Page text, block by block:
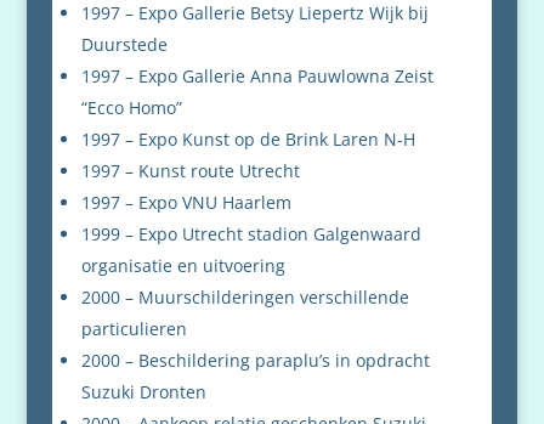
1997 – Expo Gallerie Betsy Liepertz Wijk bij
Duurstede
1997 – Expo Gallerie Anna Pauwlowna Zeist
“Ecco Homo”
1997 – Expo Kunst op de Brink Laren N-H
1997 – Kunst route Utrecht
1997 – Expo VNU Haarlem
1999 – Expo Utrecht stadion Galgenwaard
organisatie en uitvoering
2000 – Muurschilderingen verschillende
particulieren
2000 – Beschildering paraplu’s in opdracht
Suzuki Dronten